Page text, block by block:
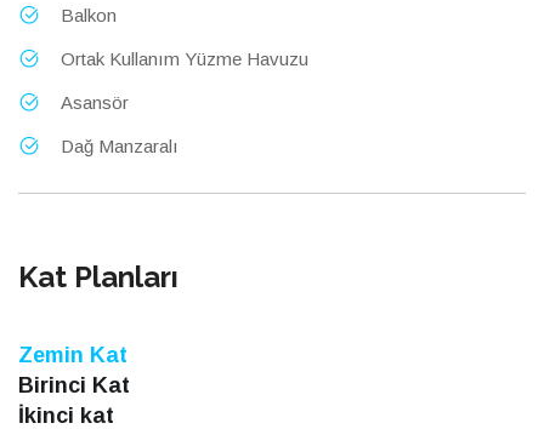
Balkon
Ortak Kullanım Yüzme Havuzu
Asansör
Dağ Manzaralı
Kat Planları
Zemin Kat
Birinci Kat
İkinci kat